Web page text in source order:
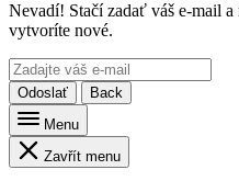
Nevadí! Stačí zadať váš e-mail
vytvoríte nové.
Odoslať
Back
Menu
Zavřít menu